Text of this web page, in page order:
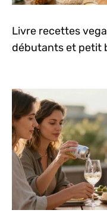
Livre recettes
débutants et petit